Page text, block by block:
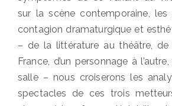
sur la scène contemporaine, les
contagion dramaturgique et
– de la littérature au théâtre, de
France, d’un personnage à
salle – nous croiserons les
spectacles de ces trois